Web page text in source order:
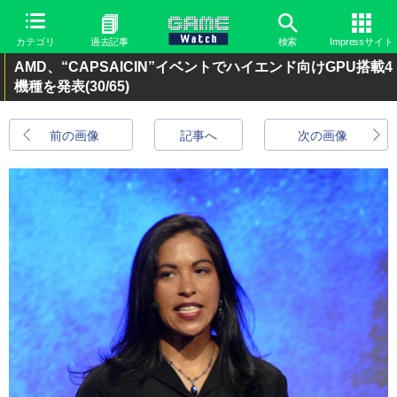
カテゴリ 過去記事 検索 Impressサイト
AMD、“CAPSAICIN”イベントでハイエンド向けGPU搭載4
機種を発表(30/65)
前の画像 次の画像
記事へ